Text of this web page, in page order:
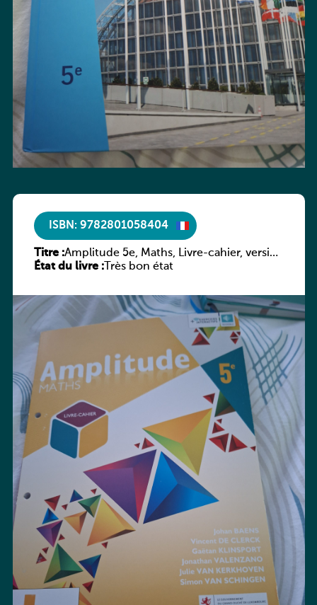
ISBN: 9782801058404
Titre :Amplitude 5e, Maths, Livre-cahier, version
luxembourgeoise
État du livre :Très bon état